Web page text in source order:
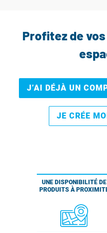
Profitez de
J’AI DÉJÀ UN
JE CRÉE
UNE DISPONIBILITÉ DE
PRODUITS À